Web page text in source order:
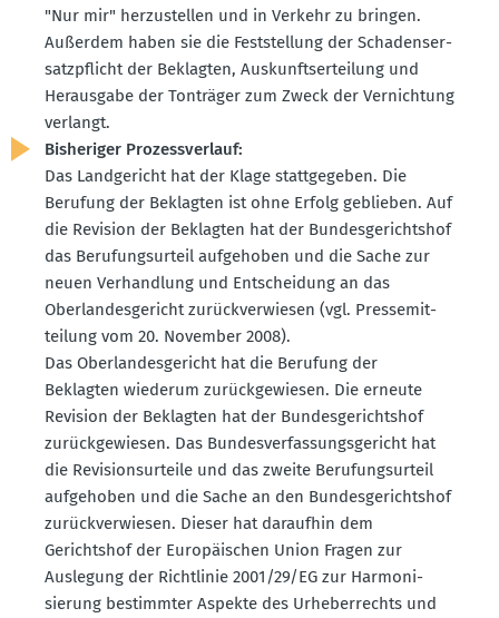
"Nur mir" herzu­stellen und in Verkehr zu bringen.
Außerdem haben sie die Feststellung der Schadens­er­
satz­pflicht der Beklagten, Auskunfts­er­teilung und
Herausgabe der Tonträger zum Zweck der Vernichtung
verlangt.
Bishe­riger Prozess­verlauf:
Das Landge­richt hat der Klage statt­ge­geben. Die
Berufung der Beklagten ist ohne Erfolg geblieben. Auf
die Revision der Beklagten hat der Bundes­ge­richtshof
das Berufungs­urteil aufge­hoben und die Sache zur
neuen Verhandlung und Entscheidung an das
Oberlan­des­ge­richt zurück­ver­wiesen (vgl. Presse­mit­
teilung vom 20. November 2008).
Das Oberlan­des­ge­richt hat die Berufung der
Beklagten wiederum zurück­ge­wiesen. Die erneute
Revision der Beklagten hat der Bundes­ge­richtshof
zurück­ge­wiesen. Das Bundes­ver­fas­sungs­ge­richt hat
die Revisi­ons­ur­teile und das zweite Berufungs­urteil
aufge­hoben und die Sache an den Bundes­ge­richtshof
zurück­ver­wiesen. Dieser hat daraufhin dem
Gerichtshof der Europäi­schen Union Fragen zur
Auslegung der Richt­linie 2001/29/EG zur Harmo­ni­
sierung bestimmter Aspekte des Urheber­rechts und